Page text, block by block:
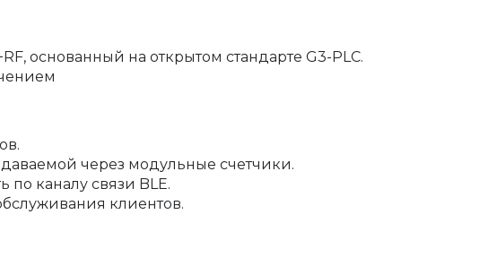
основанный на открытом стандарте G3-PLC.
через модульные счетчики.
по каналу связи BLE.
клиентов.